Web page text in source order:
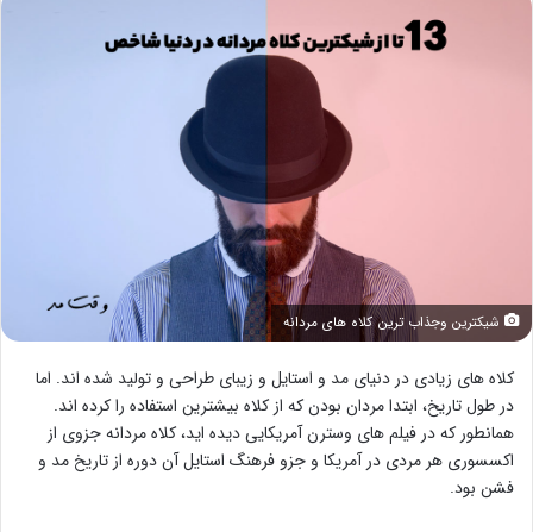
شیکترین وجذاب ترین کلاه های مردانه
کلاه های زیادی در دنیای مد و استایل و زیبای طراحی و تولید شده اند. اما
در طول تاریخ، ابتدا مردان بودن که از کلاه بیشترین استفاده را کرده اند.
همانطور که در فیلم های وسترن آمریکایی دیده اید، کلاه مردانه جزوی از
اکسسوری هر مردی در آمریکا و جزو فرهنگ استایل آن دوره از تاریخ مد و
فشن بود.